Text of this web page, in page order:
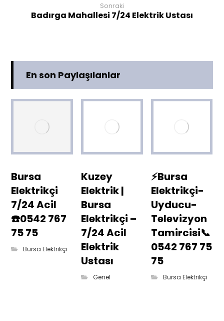
Sonraki
Badırga Mahallesi 7/24 Elektrik Ustası
En son Paylaşılanlar
Bursa
Elektrikçi
7/24 Acil
☎️0542 767
75 75
Bursa Elektrikçi
Kuzey
Elektrik |
Bursa
Elektrikçi –
7/24 Acil
Elektrik
Ustası
Genel
⚡Bursa
Elektrikçi-
Uyducu-
Televizyon
Tamircisi📞
0542 767 75
75
Bursa Elektrikçi